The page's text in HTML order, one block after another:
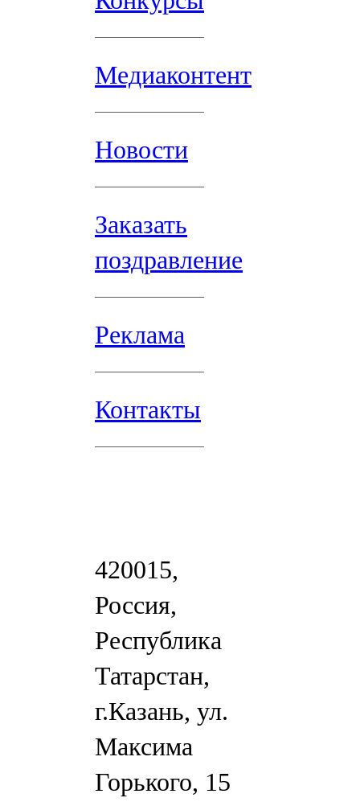
Медиаконтент
Новости
Заказать
поздравление
Реклама
Контакты
420015,
Россия,
Республика
Татарстан,
г.Казань, ул.
Максима
Горького, 15